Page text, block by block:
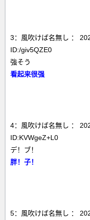
3：風吹けば名無し ：
ID:/giv5QZE0
強そう
看起来很强
4：風吹けば名無し ：
ID:KVWgeZ+L0
デ！ブ！
胖！子！
5：風吹けば名無し ：